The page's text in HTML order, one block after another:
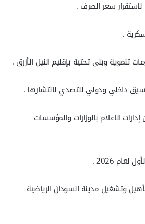
سعر الصرف .
.
وبنى تحتية بإقليم النيل الأزرق .
داخلي ودولي للتصدي لانتشارها .
الاعلام بالوزارات والمؤسسات
2026 .
وتشغيل مدينة السودان الرياضية